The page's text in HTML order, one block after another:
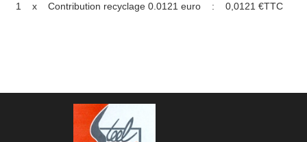
1 x Contribution recyclage 0.0121 euro : 0,0121 €TTC